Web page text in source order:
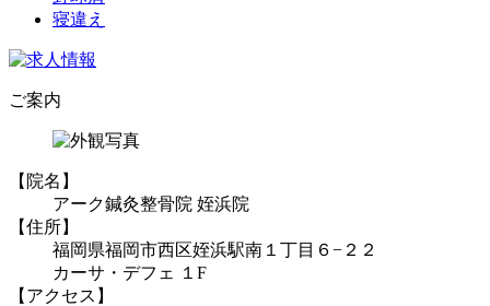
寝違え
ご案内
【院名】
アーク鍼灸整骨院 姪浜院
【住所】
福岡県福岡市西区姪浜駅南１丁目６−２２
カーサ・デフェ １F
【アクセス】